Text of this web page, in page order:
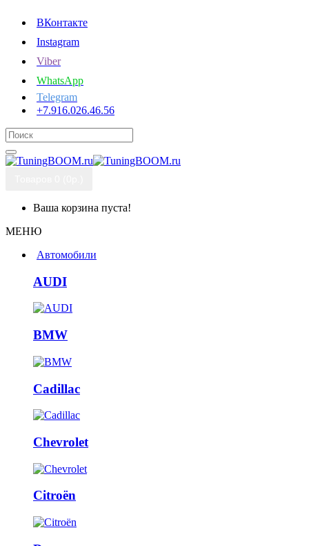
ВКонтакте
Instagram
Viber
WhatsApp
Telegram
+7.916.026.46.56
Ваша корзина пуста!
МЕНЮ
Автомобили
AUDI
BMW
Cadillac
Chevrolet
Citroën